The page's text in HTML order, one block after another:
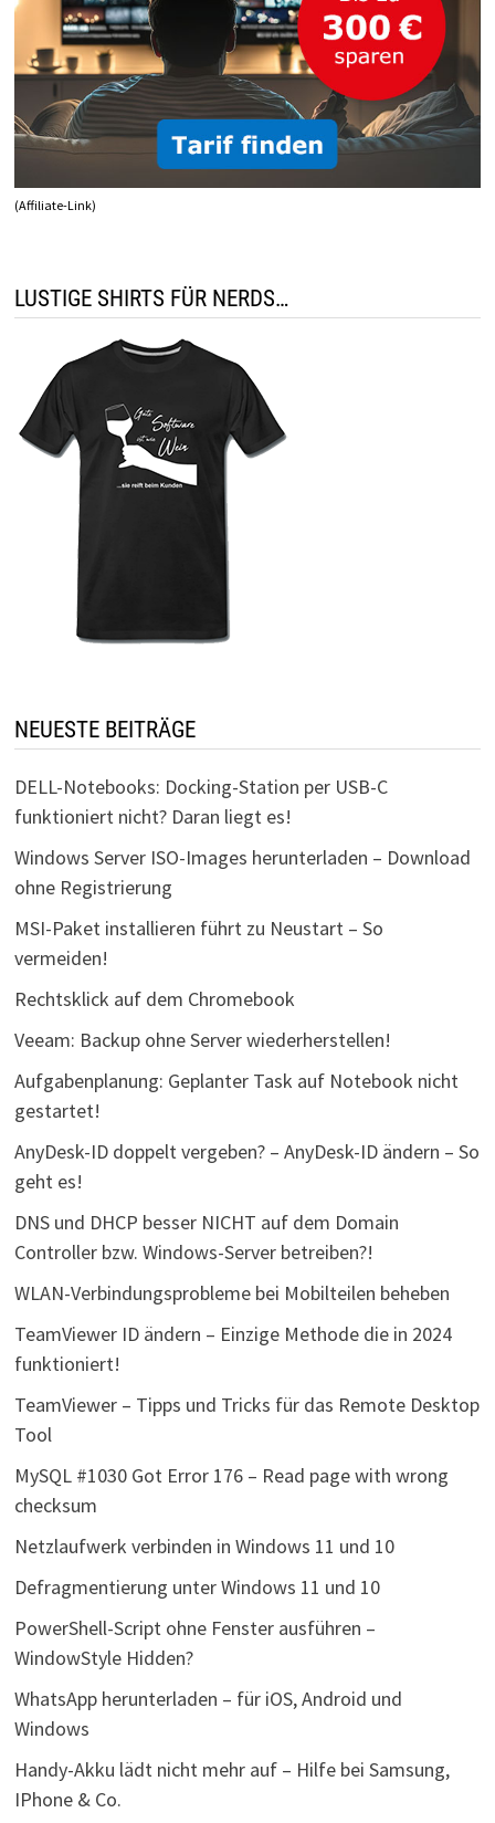
(Affiliate-Link)
LUSTIGE SHIRTS FÜR NERDS…
NEUESTE BEITRÄGE
DELL-Notebooks: Docking-Station per USB-C
funktioniert nicht? Daran liegt es!
Windows Server ISO-Images herunterladen – Download
ohne Registrierung
MSI-Paket installieren führt zu Neustart – So
vermeiden!
Rechtsklick auf dem Chromebook
Veeam: Backup ohne Server wiederherstellen!
Aufgabenplanung: Geplanter Task auf Notebook nicht
gestartet!
AnyDesk-ID doppelt vergeben? – AnyDesk-ID ändern – So
geht es!
DNS und DHCP besser NICHT auf dem Domain
Controller bzw. Windows-Server betreiben?!
WLAN-Verbindungsprobleme bei Mobilteilen beheben
TeamViewer ID ändern – Einzige Methode die in 2024
funktioniert!
TeamViewer – Tipps und Tricks für das Remote Desktop
Tool
MySQL #1030 Got Error 176 – Read page with wrong
checksum
Netzlaufwerk verbinden in Windows 11 und 10
Defragmentierung unter Windows 11 und 10
PowerShell-Script ohne Fenster ausführen –
WindowStyle Hidden?
WhatsApp herunterladen – für iOS, Android und
Windows
Handy-Akku lädt nicht mehr auf – Hilfe bei Samsung,
IPhone & Co.